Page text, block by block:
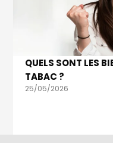
QUELS SONT LES
TABAC ?
25/05/2026